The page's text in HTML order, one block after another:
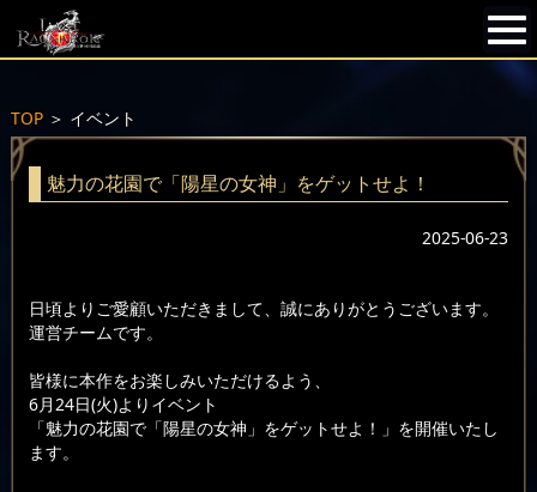
TOP＞ イベント
魅力の花園で「陽星の女神」をゲットせよ！
2025-06-23
日頃よりご愛顧いただきまして、誠にありがとうございます。
運営チームです。
皆様に本作をお楽しみいただけるよう、
6月24日(火)よりイベント
「魅力の花園で「陽星の女神」をゲットせよ！」を開催いたし
ます。